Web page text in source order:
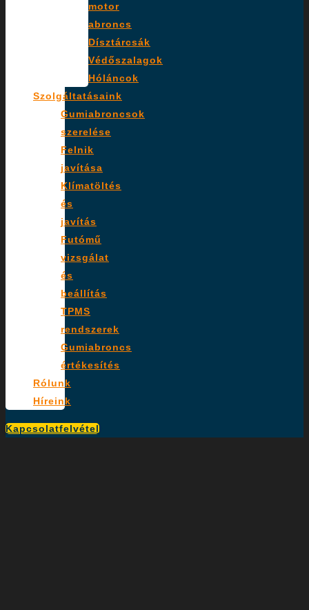
motor
abroncs
Dísztárcsák
Védőszalagok
Hóláncok
Szolgáltatásaink
Gumiabroncsok
szerelése
Felnik
javítása
Klímatöltés
és
javítás
Futómű
vizsgálat
és
beállítás
TPMS
rendszerek
Gumiabroncs
értékesítés
Rólunk
Híreink
Kapcsolatfelvétel